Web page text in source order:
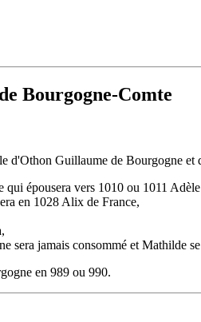
Bourgogne-Comte
Guillaume de Bourgogne et
épousera vers 1010 ou 1011
en 1028 Alix de France,
sera jamais consommé et Mathilde
en 989 ou 990.